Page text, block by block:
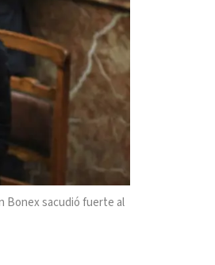
Bonex sacudió fuerte al